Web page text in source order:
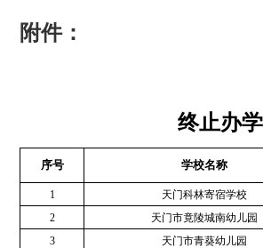
附件：
终止办
序号 学校名称
1 天门科林寄宿学校
2
天门市竟陵城南幼儿园
3
天门市青葵幼儿园